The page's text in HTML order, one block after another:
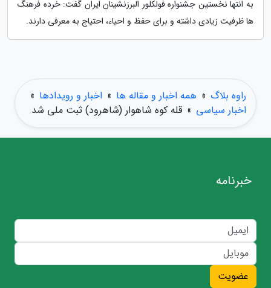
به انتها نخستین جشنواره فولکلور البرزنشینان ایران گفت: خرده فرهنگ
ها ظرفیت زیادی داشته و برای حفظ و احیاء، احتیاج به معرفی دارند.
راوه بلاگ » همه اخبار و مقاله ها » اخبار و رویدادها »
اخبار سیاسی » قله کوه شاهوار (شاهرود) ثبت ملی شد
خبرنامه
عضویت